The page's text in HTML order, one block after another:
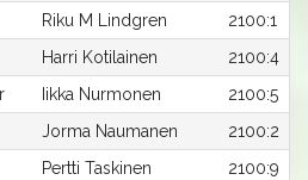
Riku M Lindgren
2100:1
Harri Kotilainen
2100:4
Iikka Nurmonen
2100:5
Jorma Naumanen
2100:2
Pertti Taskinen
2100:9